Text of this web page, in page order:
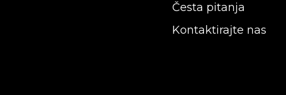
Česta pitanja
Kontaktirajte nas